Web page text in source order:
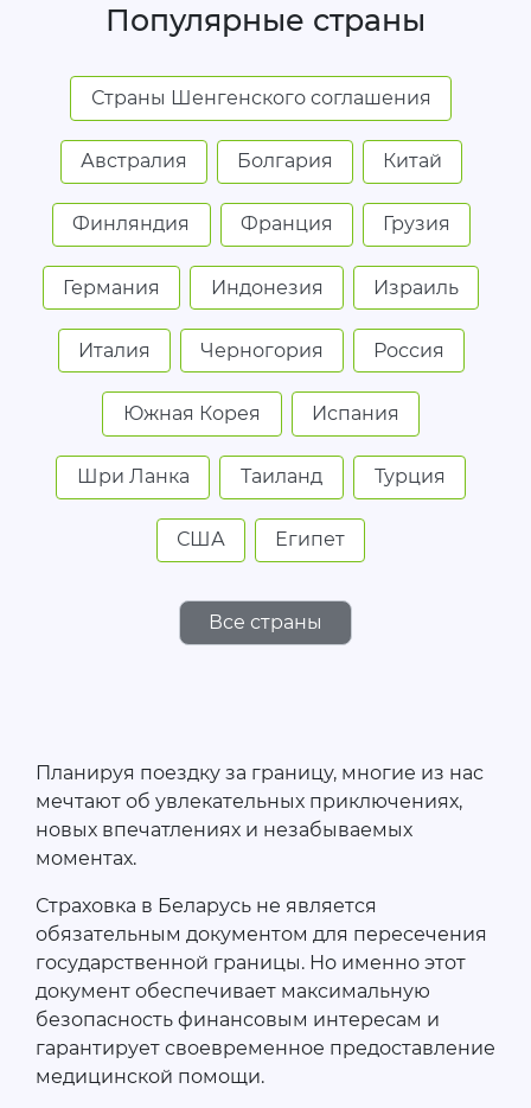
Популярные страны
Страны Шенгенского соглашения
Австралия Болгария Китай
Финляндия Франция Грузия
Германия Индонезия Израиль
Италия Черногория Россия
Южная Корея Испания
Шри Ланка Таиланд Турция
США Египет
Все страны
Планируя поездку за границу, многие из нас
мечтают об увлекательных приключениях,
новых впечатлениях и незабываемых
моментах.
Страховка в Беларусь не является
обязательным документом для пересечения
государственной границы. Но именно этот
документ обеспечивает максимальную
безопасность финансовым интересам и
гарантирует своевременное предоставление
медицинской помощи.